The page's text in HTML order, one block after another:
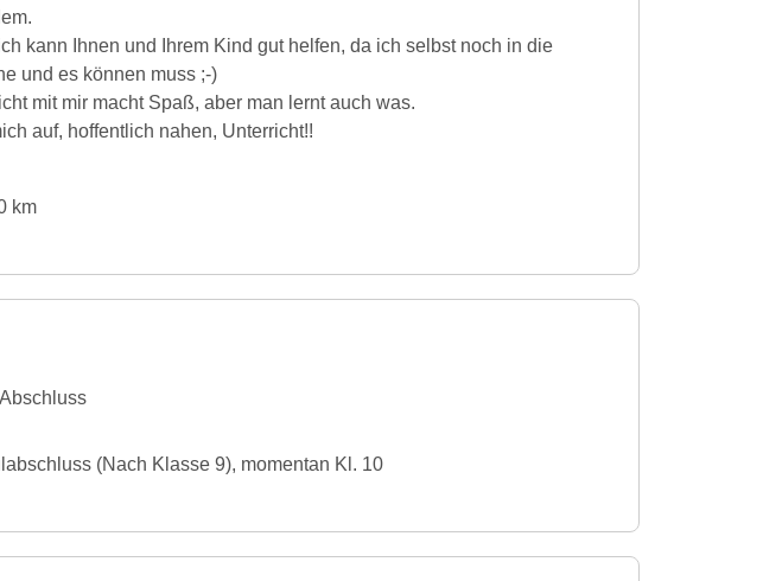
kann Ihnen und Ihrem Kind gut helfen, da ich selbst noch in die
und es können muss ;-)
mit mir macht Spaß, aber man lernt auch was.
auf, hoffentlich nahen, Unterricht!!
km
(Nach Klasse 9), momentan Kl. 10